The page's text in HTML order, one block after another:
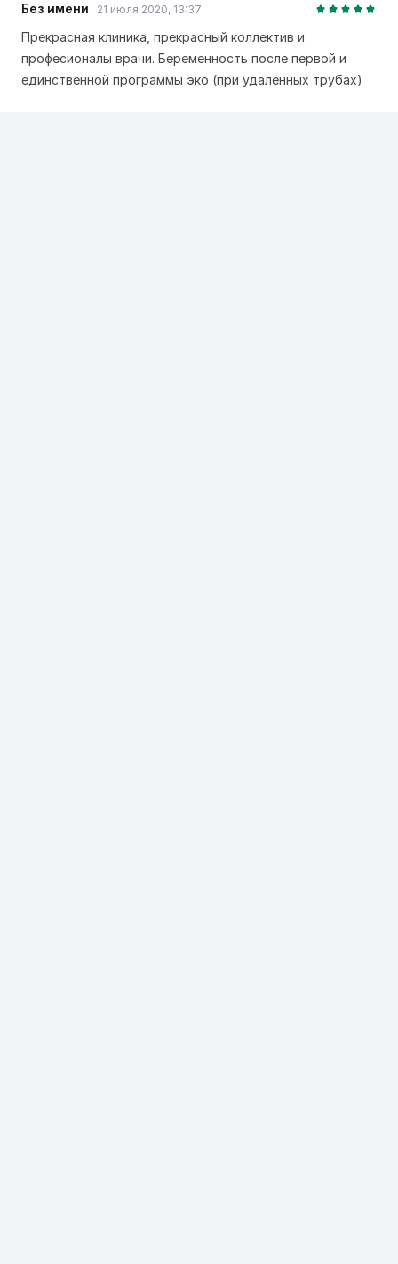
Без имени 21 июля 2020, 13:37
Прекрасная клиника, прекрасный коллектив и
професионалы врачи. Беременность после первой и
единственной программы эко (при удаленных трубах)